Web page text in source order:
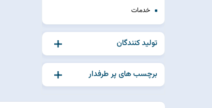
خدمات
تولید کنندگان
برچسب های پر طرفدار